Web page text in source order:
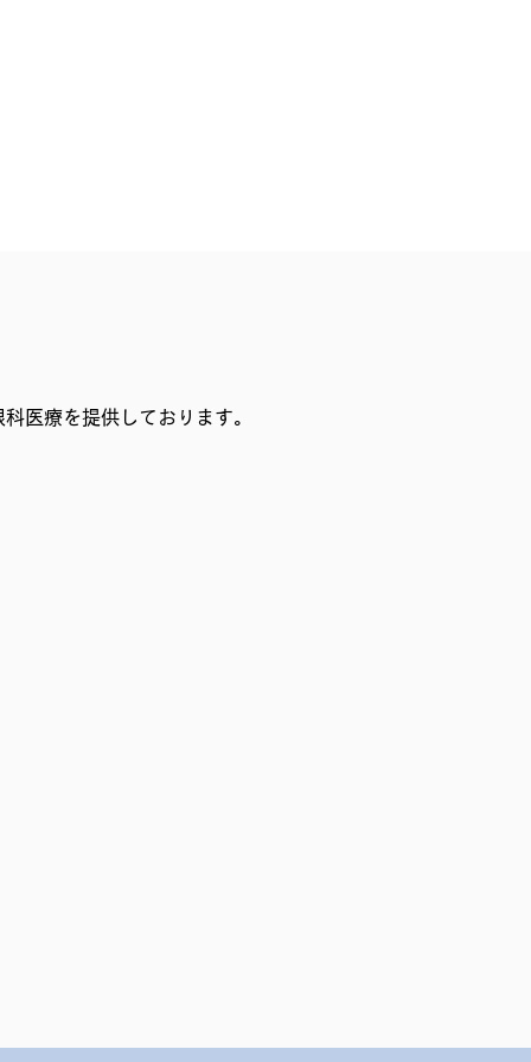
医療を提供しております。